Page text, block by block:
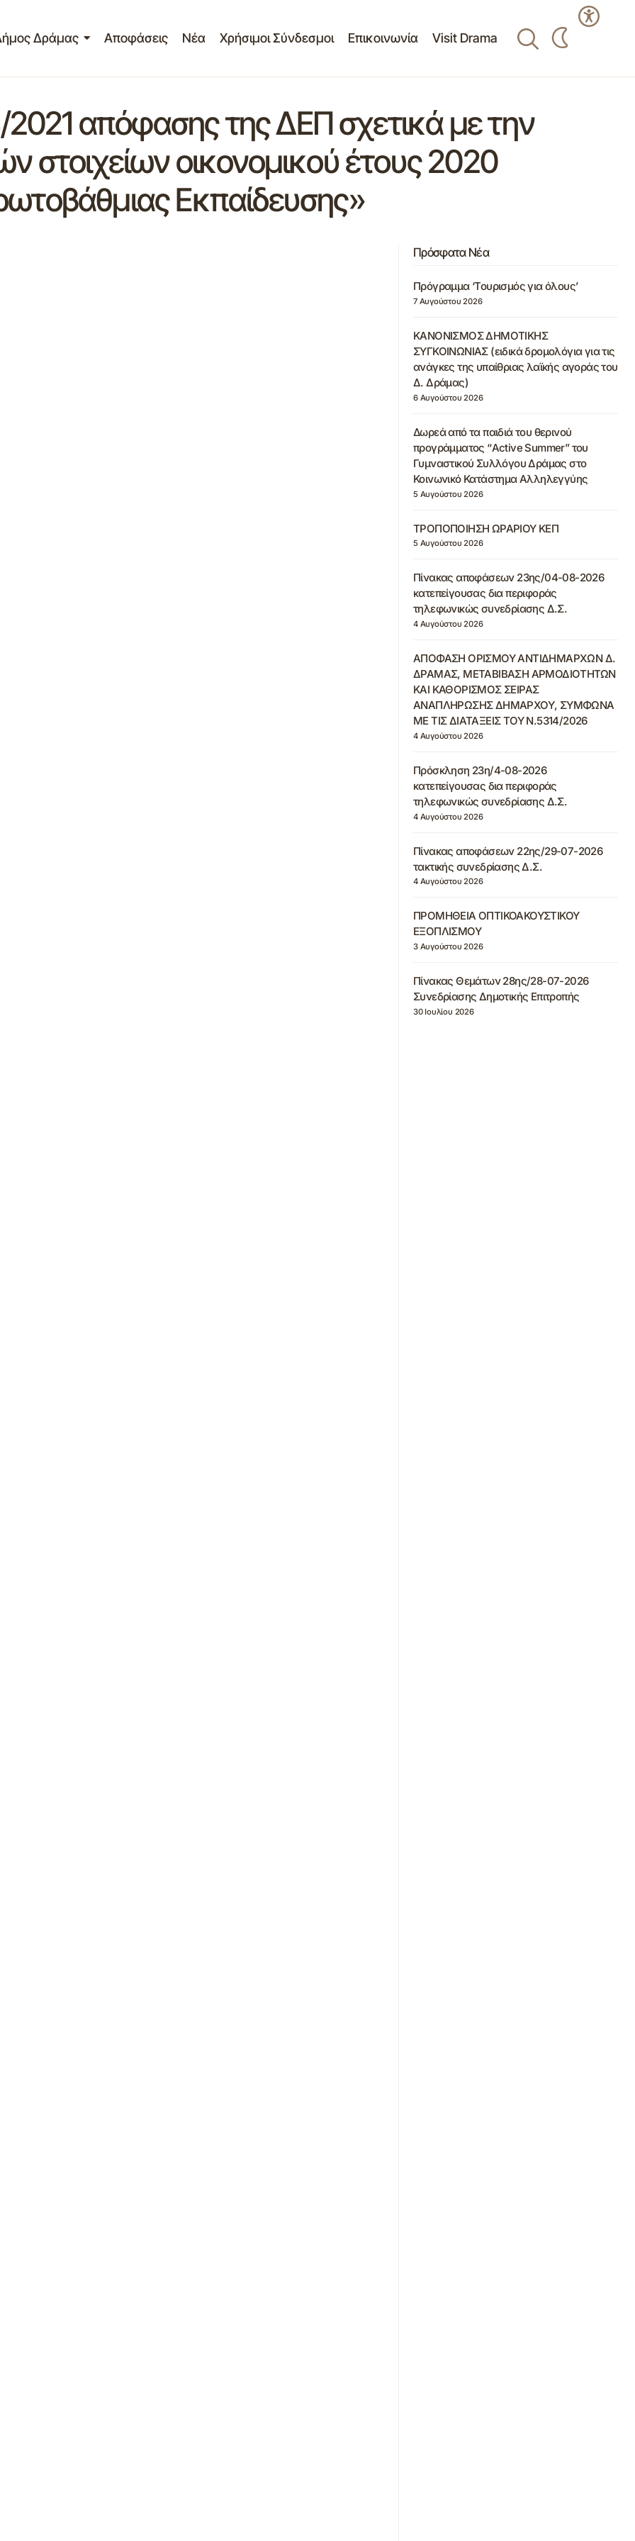
Δράμας Αποφάσεις Νέα Χρήσιμοι Σύνδεσμοι Επικοινωνία Visit Drama
2021 απόφασης της ΔΕΠ σχετικά με την
στοιχείων οικονομικού έτους 2020
Εκπαίδευσης»
Πρόσφατα Νέα
Πρόγραμμα ‘Τουρισμός για όλους’
7 Αυγούστου 2026
ΚΑΝΟΝΙΣΜΟΣ ΔΗΜΟΤΙΚΗΣ
ΣΥΓΚΟΙΝΩΝΙΑΣ (ειδικά δρομολόγια για τις
ανάγκες της υπαίθριας λαϊκής αγοράς του
Δ. Δράμας)
6 Αυγούστου 2026
Δωρεά από τα παιδιά του θερινού
προγράμματος “Active Summer” του
Γυμναστικού Συλλόγου Δράμας στο
Κοινωνικό Κατάστημα Αλληλεγγύης
5 Αυγούστου 2026
ΤΡΟΠΟΠΟΙΗΣΗ ΩΡΑΡΙΟΥ ΚΕΠ
5 Αυγούστου 2026
Πίνακας αποφάσεων 23ης/04-08-2026
κατεπείγουσας δια περιφοράς
τηλεφωνικώς συνεδρίασης Δ.Σ.
4 Αυγούστου 2026
ΑΠΟΦΑΣΗ ΟΡΙΣΜΟΥ ΑΝΤΙΔΗΜΑΡΧΩΝ Δ.
ΔΡΑΜΑΣ, ΜΕΤΑΒΙΒΑΣΗ ΑΡΜΟΔΙΟΤΗΤΩΝ
ΚΑΙ ΚΑΘΟΡΙΣΜΟΣ ΣΕΙΡΑΣ
ΑΝΑΠΛΗΡΩΣΗΣ ΔΗΜΑΡΧΟΥ, ΣΥΜΦΩΝΑ
ΜΕ ΤΙΣ ΔΙΑΤΑΞΕΙΣ ΤΟΥ Ν.5314/2026
4 Αυγούστου 2026
Πρόσκληση 23η/4-08-2026
κατεπείγουσας δια περιφοράς
τηλεφωνικώς συνεδρίασης Δ.Σ.
4 Αυγούστου 2026
Πίνακας αποφάσεων 22ης/29-07-2026
τακτικής συνεδρίασης Δ.Σ.
4 Αυγούστου 2026
ΠΡΟΜΗΘΕΙΑ ΟΠΤΙΚΟΑΚΟΥΣΤΙΚΟΥ
ΕΞΟΠΛΙΣΜΟΥ
3 Αυγούστου 2026
Πίνακας Θεμάτων 28ης/28-07-2026
Συνεδρίασης Δημοτικής Επιτροπής
30 Ιουλίου 2026